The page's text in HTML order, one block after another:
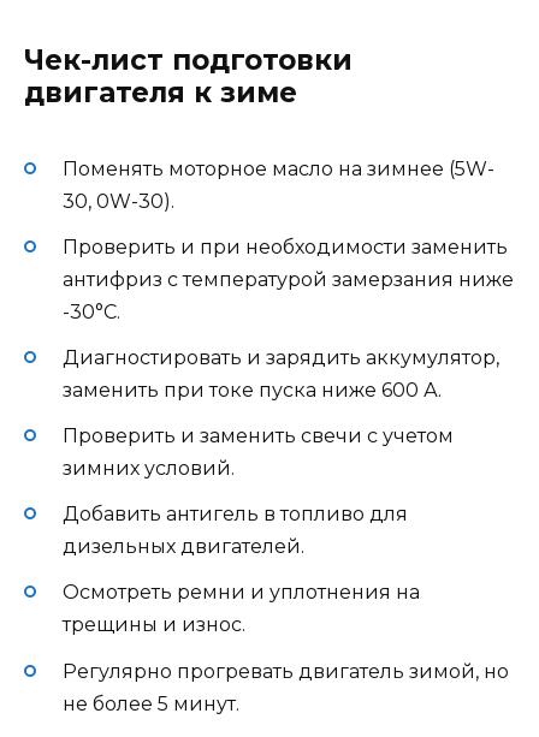
Чек-лист подготовки
двигателя к зиме
Поменять моторное масло на зимнее (5W-
30, 0W-30).
Проверить и при необходимости заменить
антифриз с температурой замерзания ниже
-30°C.
Диагностировать и зарядить аккумулятор,
заменить при токе пуска ниже 600 А.
Проверить и заменить свечи с учетом
зимних условий.
Добавить антигель в топливо для
дизельных двигателей.
Осмотреть ремни и уплотнения на
трещины и износ.
Регулярно прогревать двигатель зимой, но
не более 5 минут.